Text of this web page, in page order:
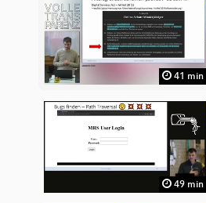
41 min
49 min